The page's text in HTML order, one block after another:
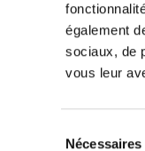
également
sociaux, de
vous leur
Nécessaires
Politique de